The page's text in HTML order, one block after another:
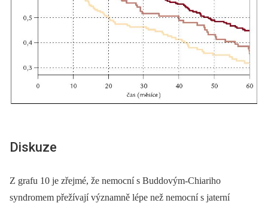
Diskuze
Z grafu 10 je zřejmé, že nemocní s Buddovým-Chiariho
syndromem přežívají významně lépe než nemocní s jaterní